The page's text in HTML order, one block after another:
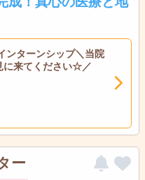
ンターンシップ＼当院
に来てください☆／
ー